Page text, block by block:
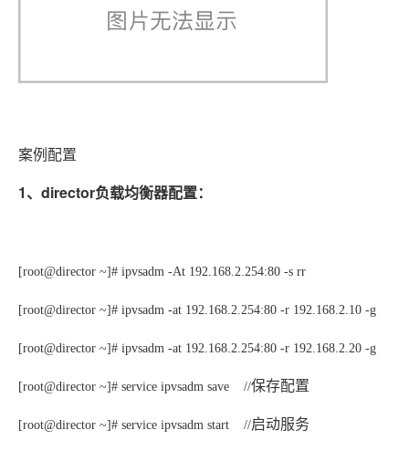
案例配置
1、director负载均衡器配置：
[root@director ~]# ipvsadm -At 192.168.2.254:80 -s rr
[root@director ~]# ipvsadm -at 192.168.2.254:80 -r 192.168.2.10 -g
[root@director ~]# ipvsadm -at 192.168.2.254:80 -r 192.168.2.20 -g
[root@director ~]# service ipvsadm save //保存配置
[root@director ~]# service ipvsadm start //启动服务